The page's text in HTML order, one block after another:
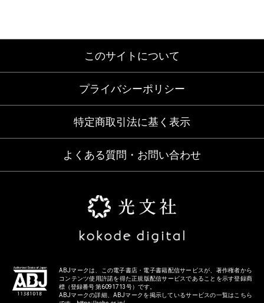
このサイトについて
プライバシーポリシー
特定商取引法に基く表示
よくある質問・お問い合わせ
ABJマークは、この電子書店・電子書籍配信サービスが、著作権者から
コンテンツ使用許諾を得た正規版配信サービスであることを示す登録商
標（登録番号 第6091713号）です。
ABJマークの詳細、ABJマークを掲示しているサービスの一覧はこちら